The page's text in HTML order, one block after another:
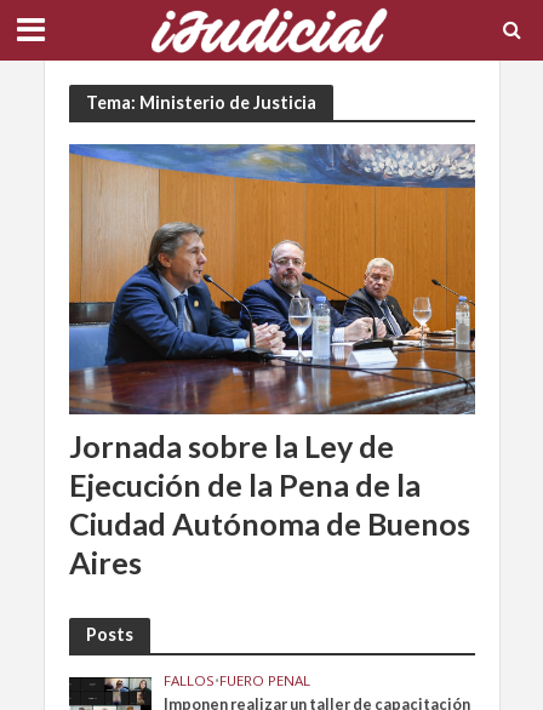
Tema: Ministerio de Justicia
Jornada sobre la Ley de
Ejecución de la Pena de la
Ciudad Autónoma de Buenos
Aires
Posts
FALLOS•FUERO PENAL
Imponen realizar un taller de capacitación